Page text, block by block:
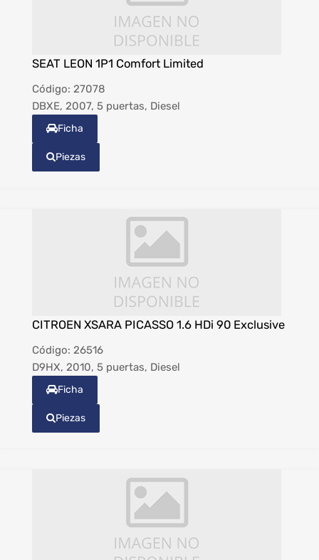
SEAT LEON 1P1 Comfort Limited
Código: 27078
DBXE, 2007, 5 puertas, Diesel
Ficha
Piezas
CITROEN XSARA PICASSO 1.6 HDi 90 Exclusive
Código: 26516
D9HX, 2010, 5 puertas, Diesel
Ficha
Piezas